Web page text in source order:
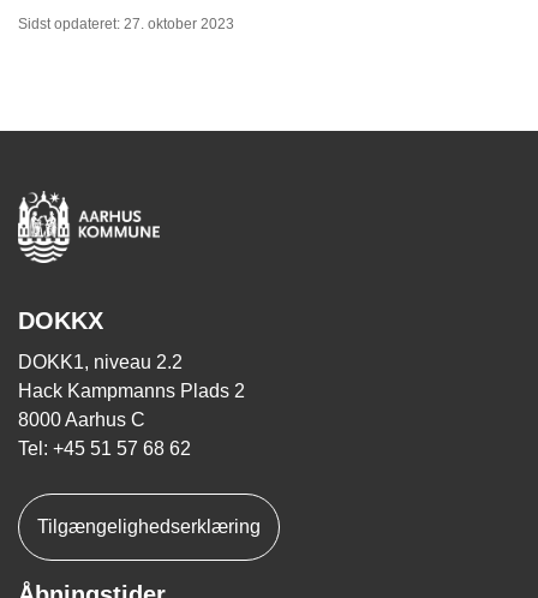
Sidst opdateret: 27. oktober 2023
DOKKX
DOKK1, niveau 2.2
Hack Kampmanns Plads 2
8000 Aarhus C
Tel: +45 51 57 68 62
Tilgængelighedserklæring